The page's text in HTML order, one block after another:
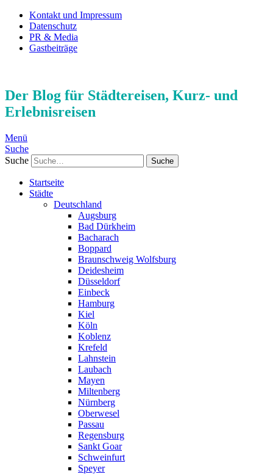
Kontakt und Impressum
Datenschutz
PR & Media
Gastbeiträge
Der Blog für Städtereisen, Kurz- und
Erlebnisreisen
Menü
Suche
Suche
Startseite
Städte
Deutschland
Augsburg
Bad Dürkheim
Bacharach
Boppard
Braunschweig Wolfsburg
Deidesheim
Düsseldorf
Einbeck
Hamburg
Kiel
Köln
Koblenz
Krefeld
Lahnstein
Laubach
Mayen
Miltenberg
Nürnberg
Oberwesel
Passau
Regensburg
Sankt Goar
Schweinfurt
Speyer